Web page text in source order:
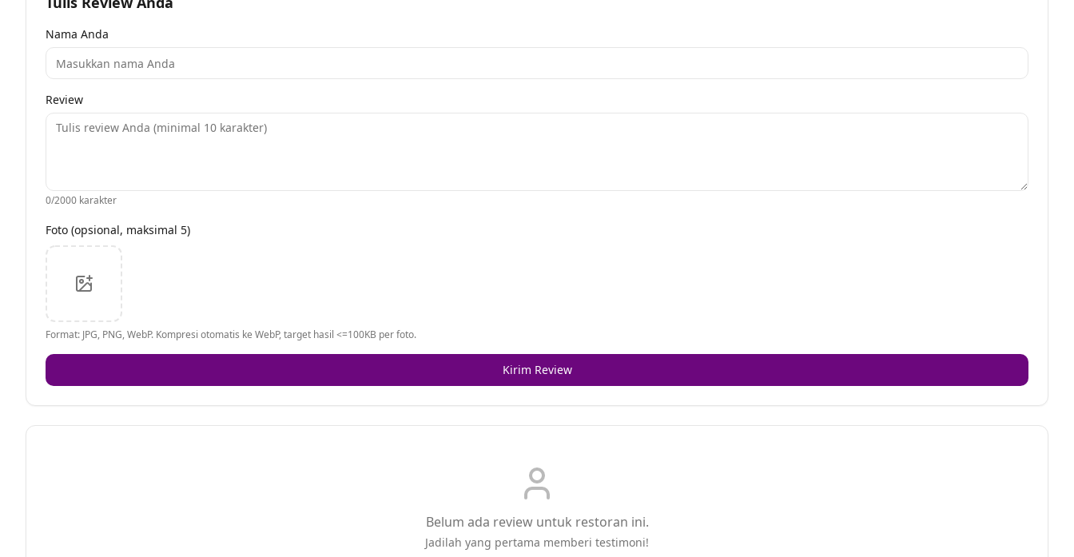
Nama Anda
Review
0/2000 karakter
Foto (opsional, maksimal 5)
Format: JPG, PNG, WebP. Kompresi otomatis ke WebP, target hasil <=100KB per foto.
Kirim Review
Belum ada review untuk restoran ini.
Jadilah yang pertama memberi testimoni!